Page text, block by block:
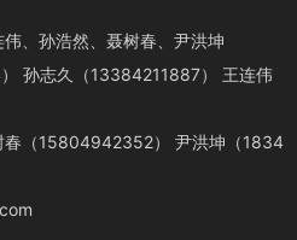
、孙浩然、聂树春、尹洪坤
） 孙志久（13384211887） 王连伟
春（15804942352） 尹洪坤（1834